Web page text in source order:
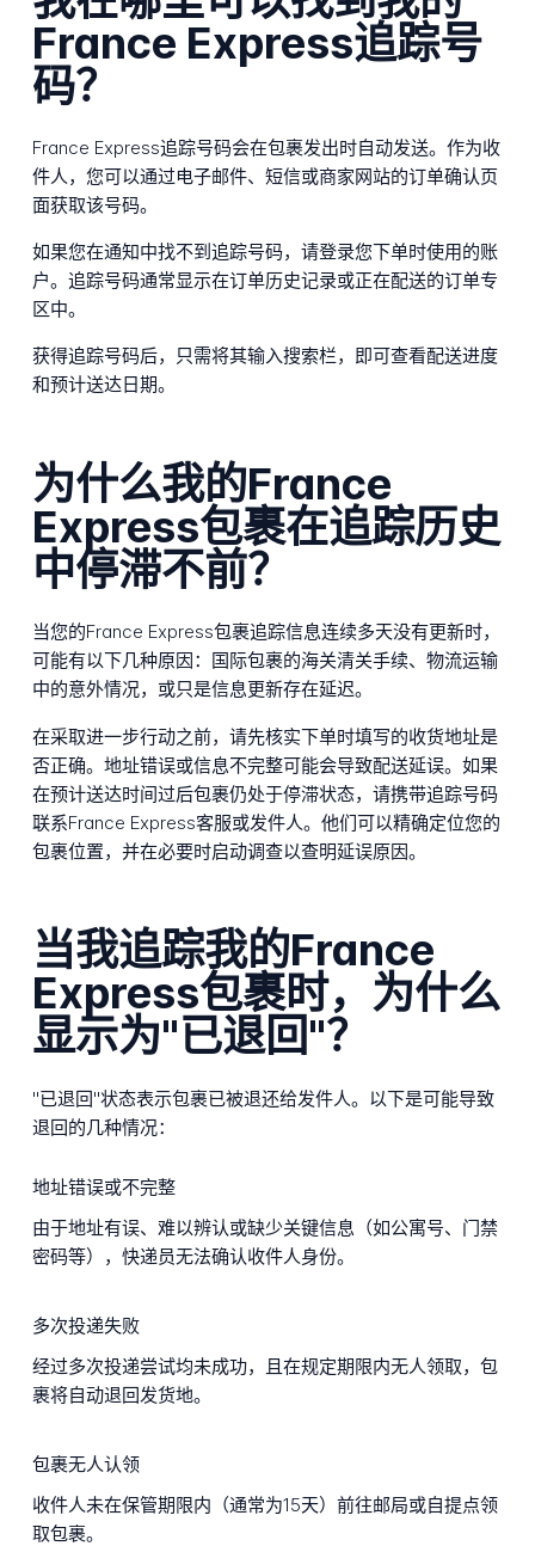
France Express追踪号
码？
France Express追踪号码会在包裹发出时自动发送。作为收
件人，您可以通过电子邮件、短信或商家网站的订单确认页
面获取该号码。
如果您在通知中找不到追踪号码，请登录您下单时使用的账
户。追踪号码通常显示在订单历史记录或正在配送的订单专
区中。
获得追踪号码后，只需将其输入搜索栏，即可查看配送进度
和预计送达日期。
为什么我的France
Express包裹在追踪历史
中停滞不前？
当您的France Express包裹追踪信息连续多天没有更新时，
可能有以下几种原因：国际包裹的海关清关手续、物流运输
中的意外情况，或只是信息更新存在延迟。
在采取进一步行动之前，请先核实下单时填写的收货地址是
否正确。地址错误或信息不完整可能会导致配送延误。如果
在预计送达时间过后包裹仍处于停滞状态，请携带追踪号码
联系France Express客服或发件人。他们可以精确定位您的
包裹位置，并在必要时启动调查以查明延误原因。
当我追踪我的France
Express包裹时，为什么
显示为"已退回"？
"已退回"状态表示包裹已被退还给发件人。以下是可能导致
退回的几种情况：
地址错误或不完整
由于地址有误、难以辨认或缺少关键信息（如公寓号、门禁
密码等），快递员无法确认收件人身份。
多次投递失败
经过多次投递尝试均未成功，且在规定期限内无人领取，包
裹将自动退回发货地。
包裹无人认领
收件人未在保管期限内（通常为15天）前往邮局或自提点领
取包裹。